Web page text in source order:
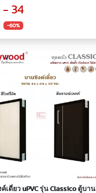
- 34
-60%
เดี่ยว uPVC รุ่น Classico ตู้บาน